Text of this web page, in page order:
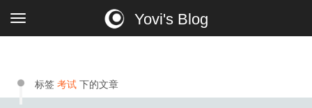
Yovi's Blog
标签 考试 下的文章